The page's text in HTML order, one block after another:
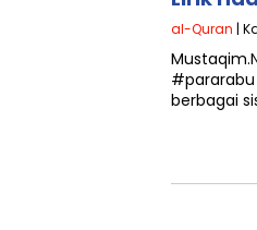
al-Quran |
berbagai